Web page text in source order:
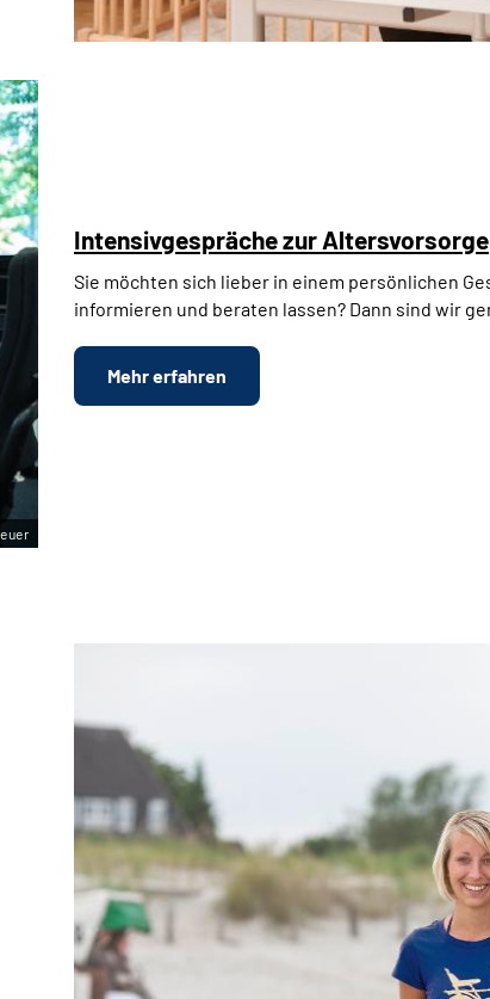
Intensivgespräche zur Altersvorsorge
Sie möchten sich lieber in einem persönlichen
informieren und beraten lassen? Dann sind wir
Mehr erfahren